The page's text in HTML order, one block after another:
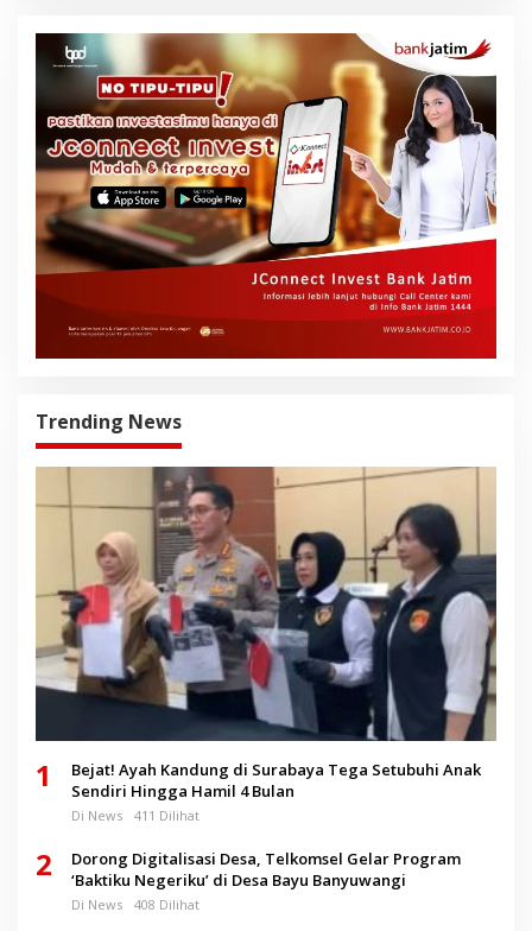
Trending News
1
Bejat! Ayah Kandung di Surabaya Tega Setubuhi Anak
Sendiri Hingga Hamil 4 Bulan
Di News 411 Dilihat
2
Dorong Digitalisasi Desa, Telkomsel Gelar Program
‘Baktiku Negeriku’ di Desa Bayu Banyuwangi
Di News 408 Dilihat